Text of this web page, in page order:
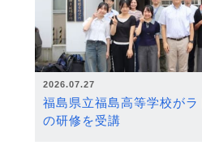
2026.07.27
福島県立福島高等学校が
の研修を受講